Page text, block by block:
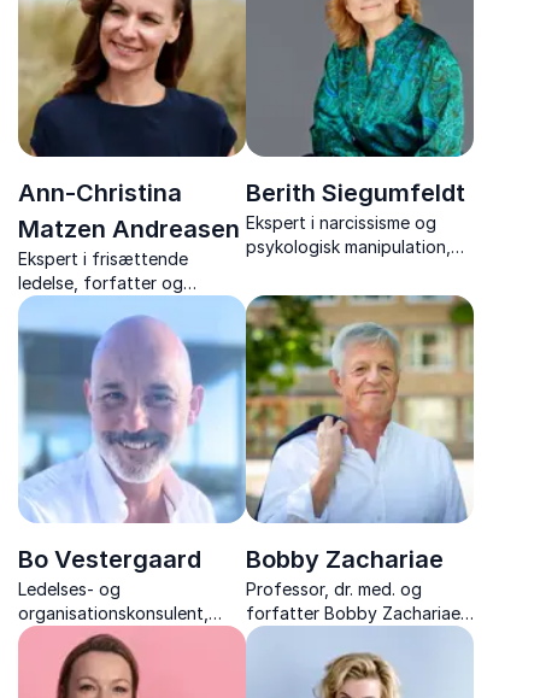
privatliv
Ann-Christina
Matzen Andreasen
Ekspert i frisættende
ledelse, forfatter og
inspirerende
foredragsholder
Berith Siegumfeldt
Ekspert i narcissisme og
psykologisk manipulation,
og værktøjer til at håndtere
svære relationer.
Bo Vestergaard
Ledelses- og
organisationskonsulent,
underviser, og forfatter, der
er ekspert i fair proces og
forandringsledelse
Bobby Zachariae
Professor, dr. med. og
forfatter Bobby Zachariae
inspirerer med forskning og
redskaber til
stresshåndtering, trivsel og